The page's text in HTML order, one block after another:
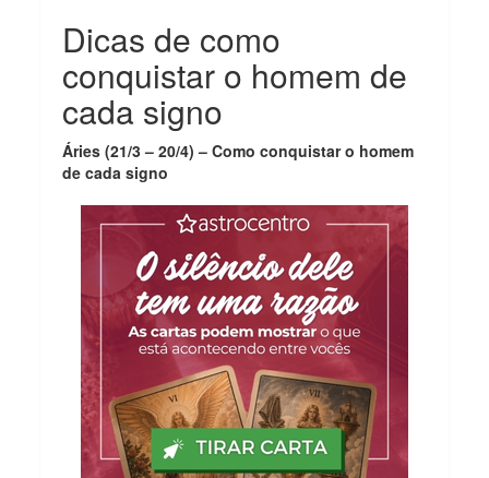
Dicas de como
conquistar o homem de
cada signo
Áries (21/3 – 20/4) – Como conquistar o homem
de cada signo